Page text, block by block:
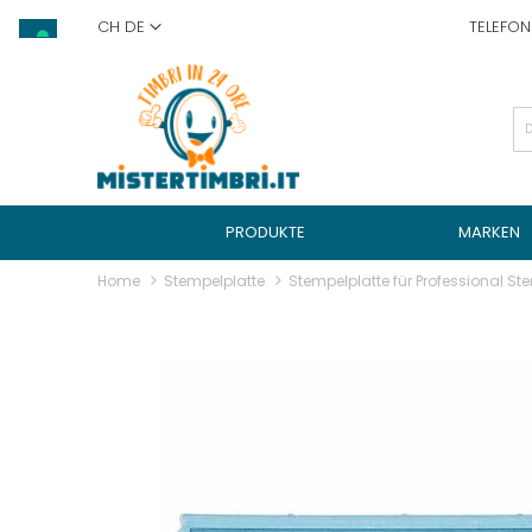
to
CH DE
PRODUKTE MARKEN
Home Stempelplatte Stempelplatte für Professional